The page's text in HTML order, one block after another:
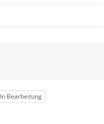
Status
In Bearbeitung